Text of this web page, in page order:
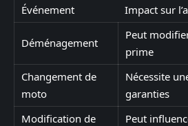
Événement Impact sur
Déménagement
Peut
prime
Changement de
moto
Nécessite
garanties
Modification de
Peut